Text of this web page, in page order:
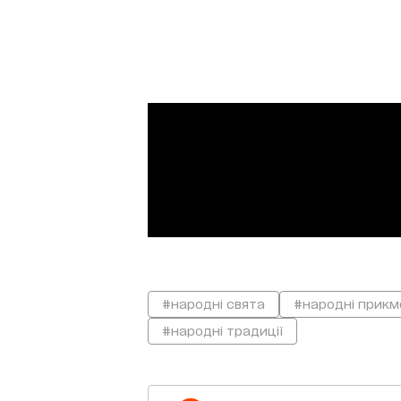
#народні свята #народні
#народні традиції